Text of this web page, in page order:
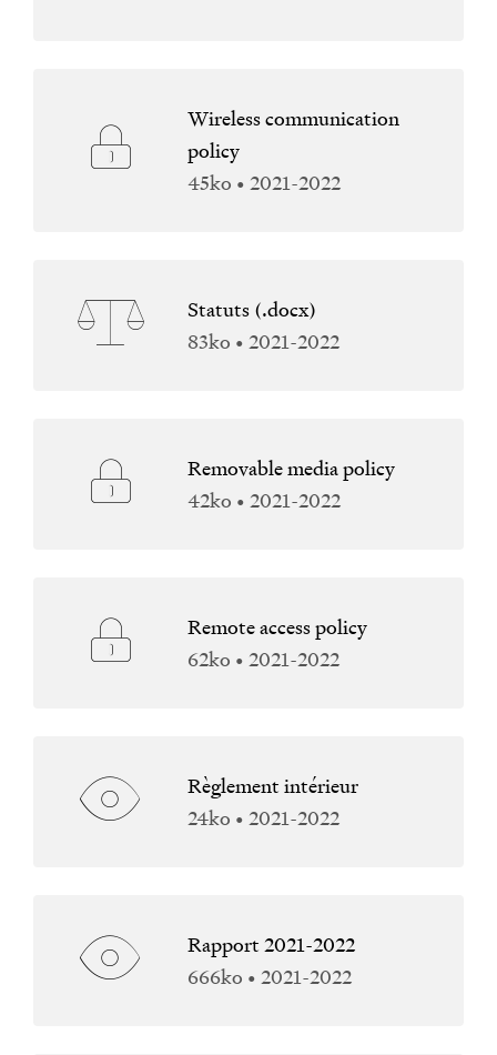
Wireless communication
policy
45ko • 2021-2022
Statuts (.docx)
83ko • 2021-2022
Removable media policy
42ko • 2021-2022
Remote access policy
62ko • 2021-2022
Règlement intérieur
24ko • 2021-2022
Rapport 2021-2022
666ko • 2021-2022